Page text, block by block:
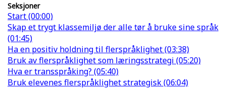
Seksjoner
Start (00:00)
Skap et trygt klassemiljø der alle tør å bruke sine språk
(01:45)
Ha en positiv holdning til flerspråklighet (03:38)
Bruk av flerspråklighet som læringsstrategi (05:20)
Hva er transspråking? (05:40)
Bruk elevenes flerspråklighet strategisk (06:04)